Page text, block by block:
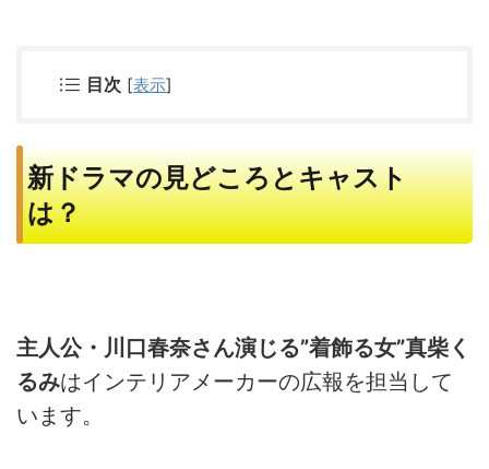
目次 [表示]
新ドラマの見どころとキャスト
は？
主人公・川口春奈さん演じる”着飾る女”真柴く
るみはインテリアメーカーの広報を担当して
います。